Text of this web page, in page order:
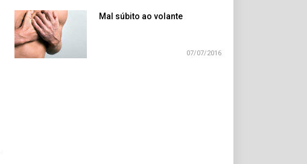
Mal súbito ao volante
07/07/2016